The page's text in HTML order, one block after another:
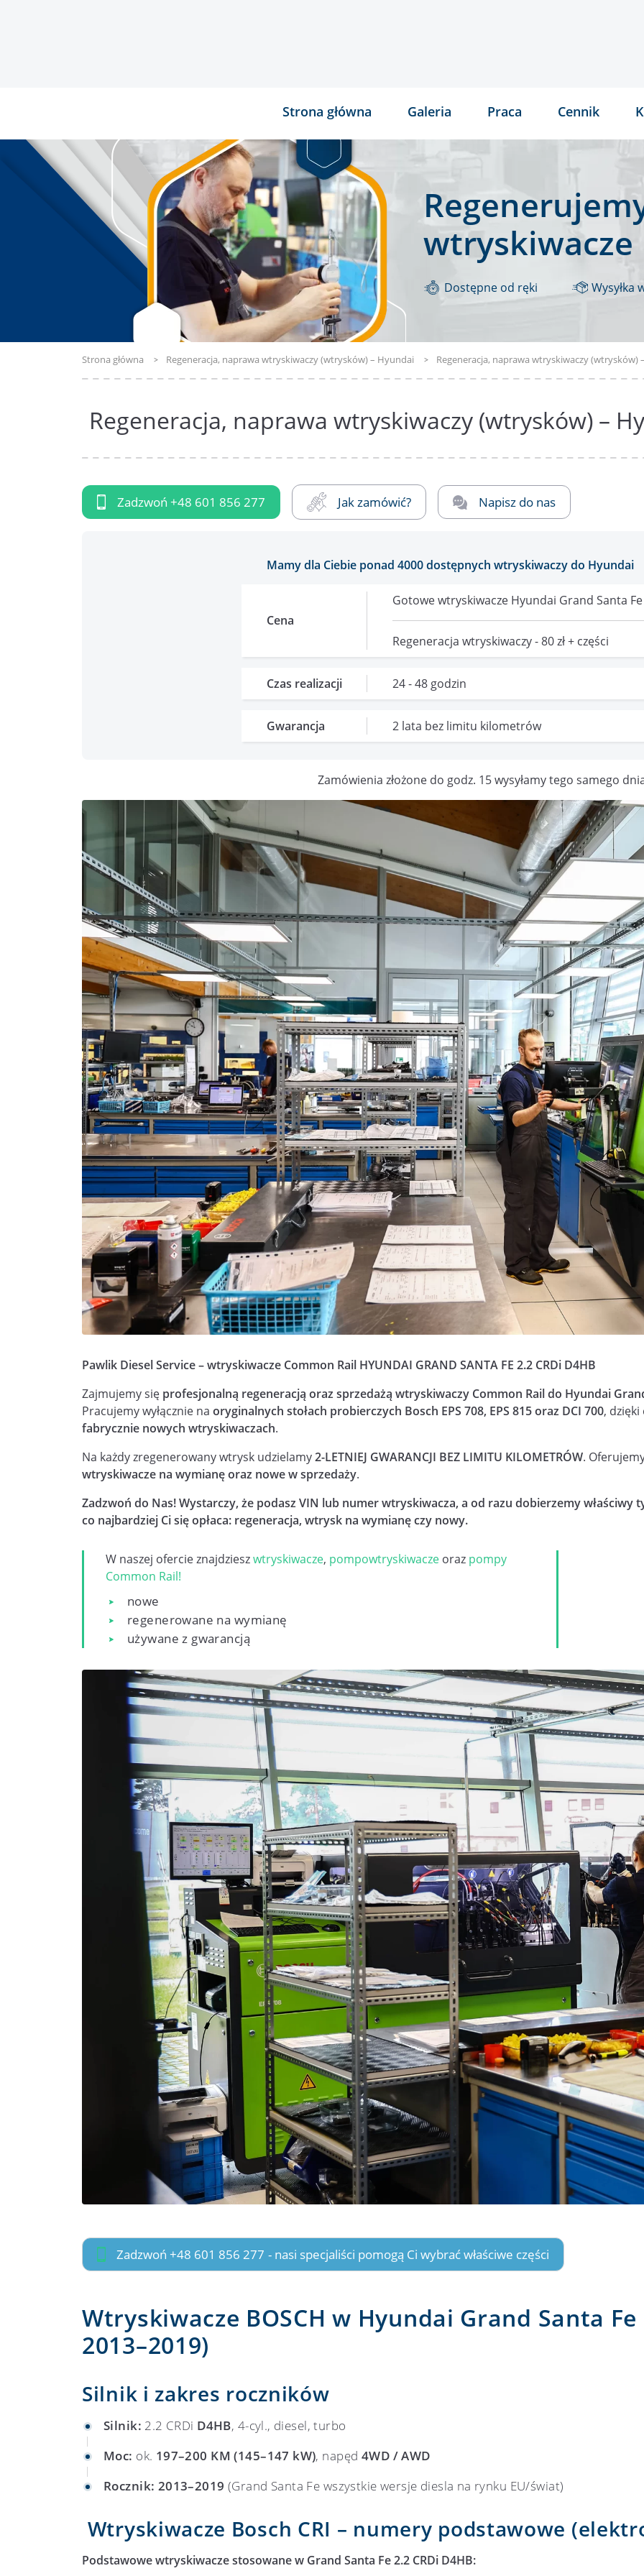
Strona główna Galeria Praca Cennik
wtryskiwacze
Dostępne od ręki Wysyłka
Strona główna Regeneracja, naprawa wtryskiwaczy (wtrysków) – Hyundai Regeneracja, naprawa wtryskiwaczy (wtrysków)
Regeneracja, naprawa wtryskiwaczy (wtrysków) –
Zadzwoń +48 601 856 277 Jak zamówić? Napisz do nas
Mamy dla Ciebie ponad 4000 dostępnych wtryskiwaczy do Hyundai
Cena
Gotowe wtryskiwacze Hyundai Grand Santa Fe
Regeneracja wtryskiwaczy - 80 zł + części
Czas realizacji 24 - 48 godzin
Gwarancja 2 lata bez limitu kilometrów
Zamówienia złożone do godz. 15 wysyłamy tego samego
Pawlik Diesel Service – wtryskiwacze Common Rail HYUNDAI GRAND SANTA FE 2.2 CRDi D4HB
Zajmujemy się profesjonalną regeneracją oraz sprzedażą wtryskiwaczy Common Rail do Hyundai
Pracujemy wyłącznie na oryginalnych stołach probierczych Bosch EPS 708, EPS 815 oraz DCI 700,
fabrycznie nowych wtryskiwaczach.
Na każdy zregenerowany wtrysk udzielamy2-LETNIEJ GWARANCJI BEZ LIMITU KILOMETRÓW.
wtryskiwacze na wymianę oraz nowe w sprzedaży.
Zadzwoń do Nas! Wystarczy, że podasz VIN lub numer wtryskiwacza, a od razu dobierzemy właściwy
co najbardziej Ci się opłaca: regeneracja, wtrysk na wymianę czy nowy.
W naszej ofercie znajdzieszwtryskiwacze, pompowtryskiwacze oraz pompy
Common Rail!
nowe
regenerowane na wymianę
używane z gwarancją
Zadzwoń +48 601 856 277 - nasi specjaliści pomogą Ci wybrać właściwe części
Wtryskiwacze BOSCH w Hyundai Grand Santa Fe
2013–2019)
Silnik i zakres roczników
Silnik: 2.2 CRDi D4HB, 4-cyl., diesel, turbo
Moc: ok. 197–200 KM (145–147 kW), napęd 4WD / AWD
Rocznik: 2013–2019 (Grand Santa Fe wszystkie wersje diesla na rynku EU/świat)
Wtryskiwacze Bosch CRI – numery podstawowe
Podstawowe wtryskiwacze stosowane w Grand Santa Fe 2.2 CRDi D4HB: